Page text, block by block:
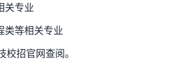
关专业
类等相关专业
校招官网查阅。